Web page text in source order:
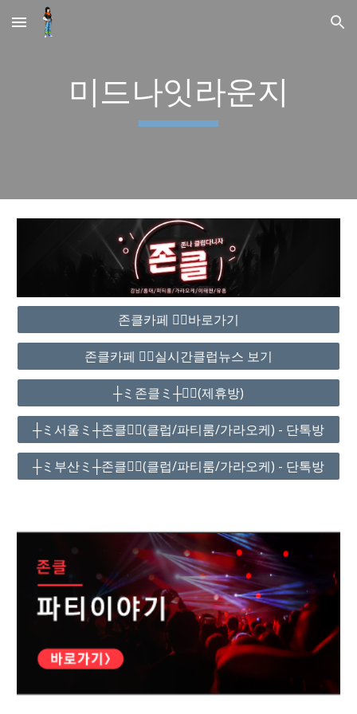
Skip to main content Skip to navigation
미드나잇라운지
존클카페 ❤️‍🔥바로가기
존클카페 ❤️‍🔥실시간클럽뉴스 보기
┼ミ존클ミ┼❤️‍🔥(제휴방)
┼ミ서울ミ┼존클❤️‍🔥(클럽/파티룸/가라오케) - 단톡방
┼ミ부산ミ┼존클❤️‍🔥(클럽/파티룸/가라오케) - 단톡방